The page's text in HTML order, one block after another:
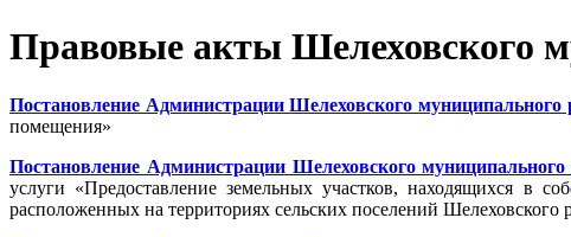
Правовые акты Шелеховского
Постановление Администрации Шелеховского муниципального
помещения»
Постановление Администрации Шелеховского
услуги «Предоставление земельных участков, находящихся в
расположенных на территориях сельских поселений Шелеховского